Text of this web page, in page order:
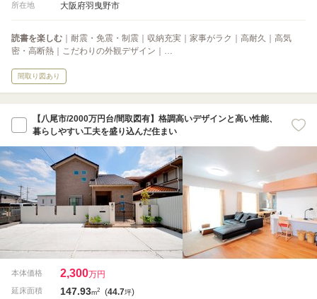
所在地 大阪府羽曳野市
読書を楽しむ ｜耐震・免震・制震｜収納充実｜家事がラク｜高耐久｜高気
密・高断熱｜こだわりの外観デザイン｜…
間取り図あり
【八尾市/2000万円台/間取図有】格調高いデザインと高い性能、
暮らしやすい工夫を盛り込んだ住まい
本体価格 2,300万円
延床面積 147.93m2 (44.7坪)